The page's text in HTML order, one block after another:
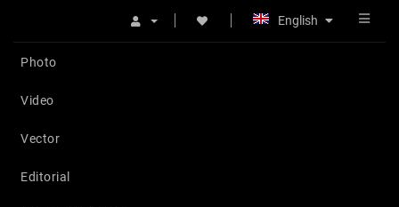
English
Photo
Video
Vector
Editorial